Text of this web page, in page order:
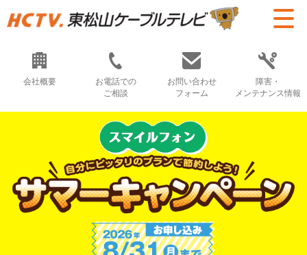
会社概要
お電話での
ご相談
お問い合わせ
フォーム
障害・
メンテナンス情報